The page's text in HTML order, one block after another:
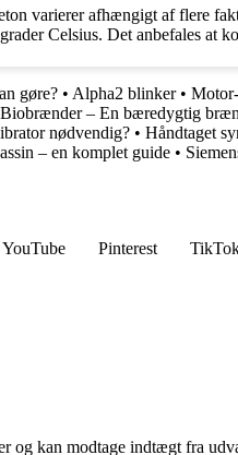
varierer afhængigt af flere
Celsius. Det anbefales at
gøre? • Alpha2 blinker•
Biobrænder – En bæredygtig
nødvendig? • Håndtaget
– en komplet guide •
YouTube Pinterest
kan modtage indtægt fra